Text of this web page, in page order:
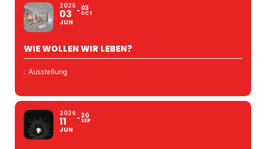
2026
03
JUN
03
OCT
WIE WOLLEN WIR LEBEN?
: Ausstellung
2026
11
JUN
20
SEP